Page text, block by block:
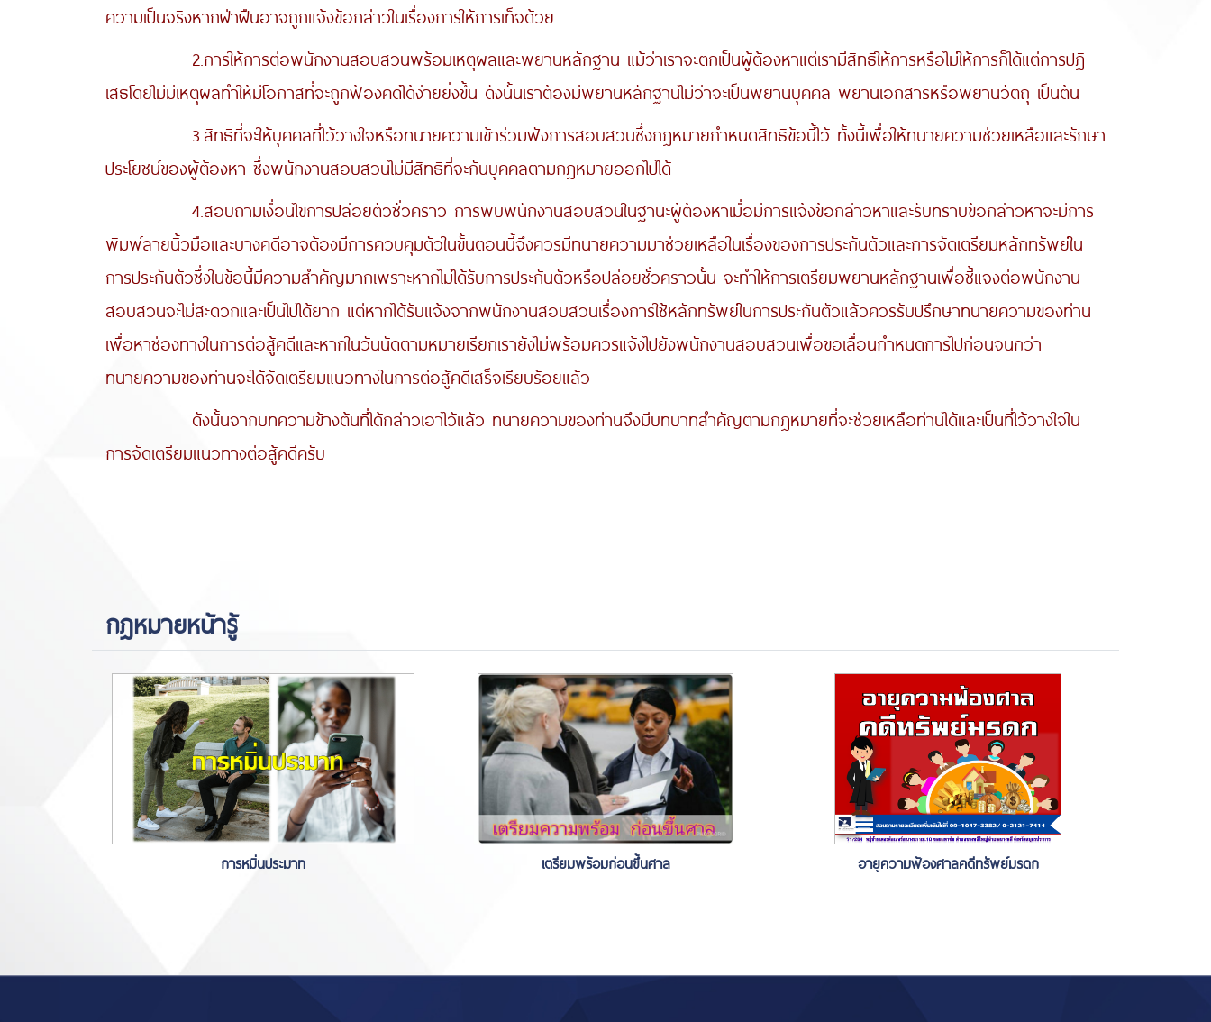
ความเป็นจริงหากฝ่าฝืนอาจถูกแจ้งข้อกล่าวในเรื่องการให้การเท็จด้วย
2.การให้การต่อพนักงานสอบสวนพร้อมเหตุผลและพยานหลักฐาน แม้ว่าเราจะตกเป็นผู้ต้องหาแต่เรามีสิทธิให้การหรือไม่ให้การก็ได้แต่การปฎิ
เสธโดยไม่มีเหตุผลทำให้มีโอกาสที่จะถูกฟ้องคดีได้ง่ายยิ่งขึ้น ดังนั้นเราต้องมีพยานหลักฐานไม่ว่าจะเป็นพยานบุคคล พยานเอกสารหรือพยานวัตถุ เป็นต้น
3.สิทธิที่จะให้บุคคลที่ไว้วางใจหรือทนายความเข้าร่วมฟังการสอบสวนซึ่งกฎหมายกำหนดสิทธิข้อนี้ไว้ ทั้งนี้เพื่อให้ทนายความช่วยเหลือและรักษา
ประโยชน์ของผู้ต้องหา ซึ่งพนักงานสอบสวนไม่มีสิทธิที่จะกันบุคคลตามกฎหมายออกไปได้
4.สอบถามเงื่อนไขการปล่อยตัวชั่วคราว การพบพนักงานสอบสวนในฐานะผู้ต้องหาเมื่อมีการแจ้งข้อกล่าวหาและรับทราบข้อกล่าวหาจะมีการ
พิมพ์ลายนิ้วมือและบางคดีอาจต้องมีการควบคุมตัวในขั้นตอนนี้จึงควรมีทนายความมาช่วยเหลือในเรื่องของการประกันตัวและการจัดเตรียมหลักทรัพย์ใน
การประกันตัวซึ่งในข้อนี้มีความสำคัญมากเพราะหากไม่ได้รับการประกันตัวหรือปล่อยชั่วคราวนั้น จะทำให้การเตรียมพยานหลักฐานเพื่อชี้แจงต่อพนักงาน
สอบสวนจะไม่สะดวกและเป็นไปได้ยาก แต่หากได้รับแจ้งจากพนักงานสอบสวนเรื่องการใช้หลักทรัพย์ในการประกันตัวแล้วควรรับปรึกษาทนายความของท่าน
เพื่อหาช่องทางในการต่อสู้คดีและหากในวันนัดตามหมายเรียกเรายังไม่พร้อมควรแจ้งไปยังพนักงานสอบสวนเพื่อขอเลื่อนกำหนดการไปก่อนจนกว่า
ทนายความของท่านจะได้จัดเตรียมแนวทางในการต่อสู้คดีเสร็จเรียบร้อยแล้ว
ดังนั้นจากบทความข้างต้นที่ได้กล่าวเอาไว้แล้ว ทนายความของท่านจึงมีบทบาทสำคัญตามกฎหมายที่จะช่วยเหลือท่านได้และเป็นที่ไว้วางใจใน
การจัดเตรียมแนวทางต่อสู้คดีครับ
กฎหมายหน้ารู้
การหมิ่นประมาท เตรียมพร้อมก่อนขึ้นศาล อายุความฟ้องศาลคดีทรัพย์มรดก